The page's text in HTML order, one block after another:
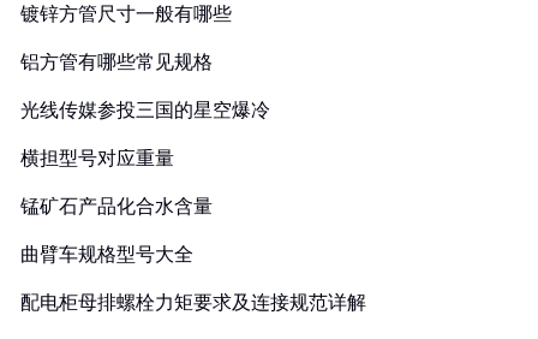
镀锌方管尺寸一般有哪些
铝方管有哪些常见规格
光线传媒参投三国的星空爆冷
横担型号对应重量
锰矿石产品化合水含量
曲臂车规格型号大全
配电柜母排螺栓力矩要求及连接规范详解